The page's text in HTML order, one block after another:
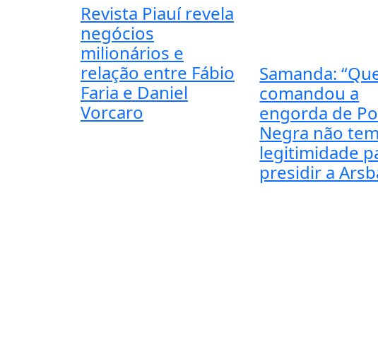
Revista Piauí revela
negócios
milionários e
relação entre Fábio
Faria e Daniel
Vorcaro
Samanda:
comandou a
engorda de
Negra não tem
legitimidade
presidir a